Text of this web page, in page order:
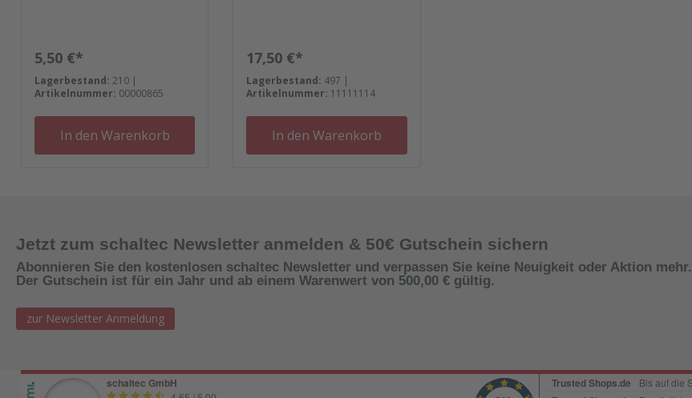
Regulärer Preis:
5,50 €*
Lagerbestand: 210 |
Artikelnummer: 00000865
In den Warenkorb
Regulärer Preis:
17,50 €*
Lagerbestand: 497 |
Artikelnummer: 11111114
In den Warenkorb
Jetzt zum schaltec Newsletter anmelden & 50€ Gutschein sichern
Abonnieren Sie den kostenlosen schaltec Newsletter und verpassen Sie keine Neuigkeit oder Aktion mehr.
Der Gutschein ist für ein Jahr und ab einem Warenwert von 500,00 € gültig.
zur Newsletter Anmeldung